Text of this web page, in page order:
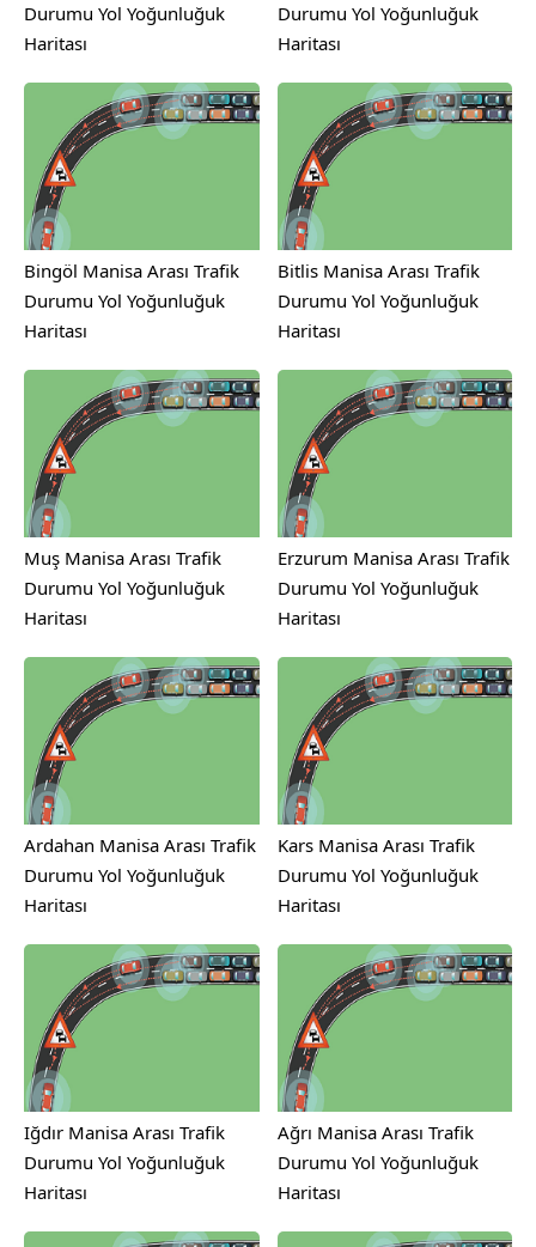
Durumu Yol Yoğunluğuk
Haritası
Durumu Yol Yoğunluğuk
Haritası
Bingöl Manisa Arası Trafik
Durumu Yol Yoğunluğuk
Haritası
Bitlis Manisa Arası Trafik
Durumu Yol Yoğunluğuk
Haritası
Muş Manisa Arası Trafik
Durumu Yol Yoğunluğuk
Haritası
Erzurum Manisa Arası Trafik
Durumu Yol Yoğunluğuk
Haritası
Ardahan Manisa Arası Trafik
Durumu Yol Yoğunluğuk
Haritası
Kars Manisa Arası Trafik
Durumu Yol Yoğunluğuk
Haritası
Iğdır Manisa Arası Trafik
Durumu Yol Yoğunluğuk
Haritası
Ağrı Manisa Arası Trafik
Durumu Yol Yoğunluğuk
Haritası